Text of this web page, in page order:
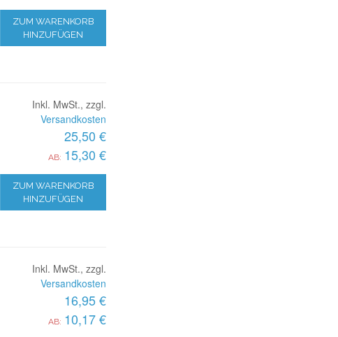
ZUM WARENKORB
HINZUFÜGEN
Inkl. MwSt., zzgl.
Versandkosten
25,50 €
AB: 15,30 €
ZUM WARENKORB
HINZUFÜGEN
Inkl. MwSt., zzgl.
Versandkosten
16,95 €
AB: 10,17 €